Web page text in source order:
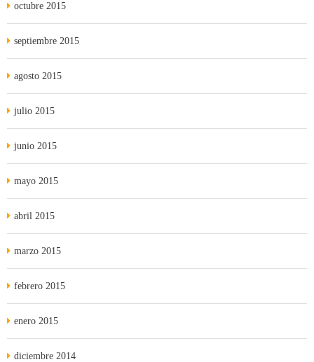
octubre 2015
septiembre 2015
agosto 2015
julio 2015
junio 2015
mayo 2015
abril 2015
marzo 2015
febrero 2015
enero 2015
diciembre 2014